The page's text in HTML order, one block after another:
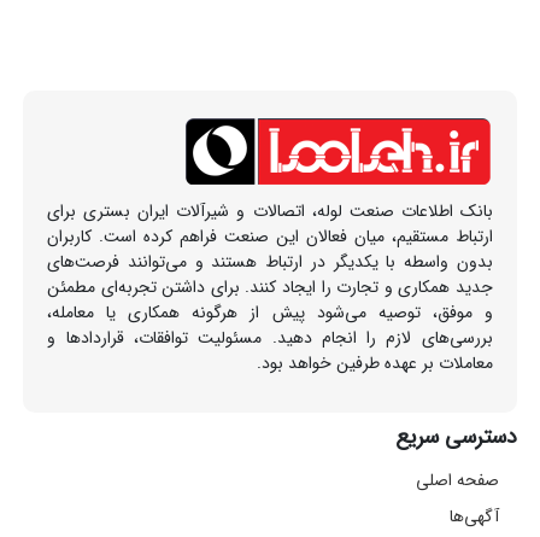
بانک اطلاعات صنعت لوله، اتصالات و شیرآلات ایران بستری برای
ارتباط مستقیم، میان فعالان این صنعت فراهم کرده است. کاربران
بدون واسطه با یکدیگر در ارتباط هستند و می‌توانند فرصت‌های
جدید همکاری و تجارت را ایجاد کنند. برای داشتن تجربه‌ای مطمئن
و موفق، توصیه می‌شود پیش از هرگونه همکاری یا معامله،
بررسی‌های لازم را انجام دهید. مسئولیت توافقات، قراردادها و
معاملات بر عهده طرفین خواهد بود.
دسترسی سریع
صفحه اصلی
آگهی‌ها